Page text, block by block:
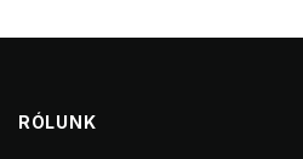
RÓLUNK